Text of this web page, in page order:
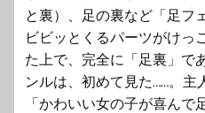
と裏）、足の裏など「足フ
ビビッとくるパーツがけっ
た上で、完全に「足裏」で
ンルは、初めて見た……。主
「かわいい女の子が喜んで